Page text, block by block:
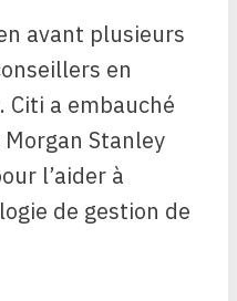
avant plusieurs
en
a embauché
Stanley
l’aider à
de gestion de